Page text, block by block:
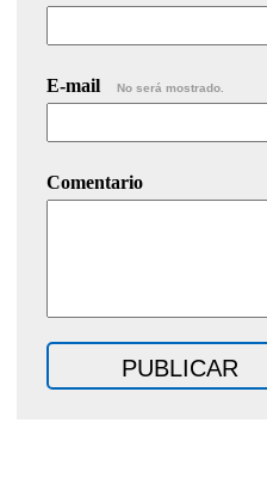
E-mail No será mostrado.
Comentario